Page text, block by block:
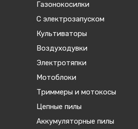
Газонокосилки
С электрозапуском
Культиваторы
Воздуходувки
Электротяпки
Мотоблоки
Триммеры и мотокосы
Цепные пилы
Аккумуляторные пилы